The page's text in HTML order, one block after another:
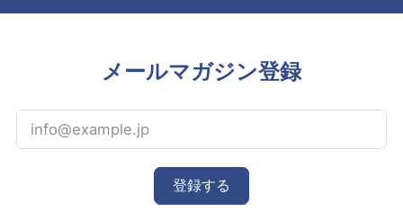
メールマガジン登録
登録する